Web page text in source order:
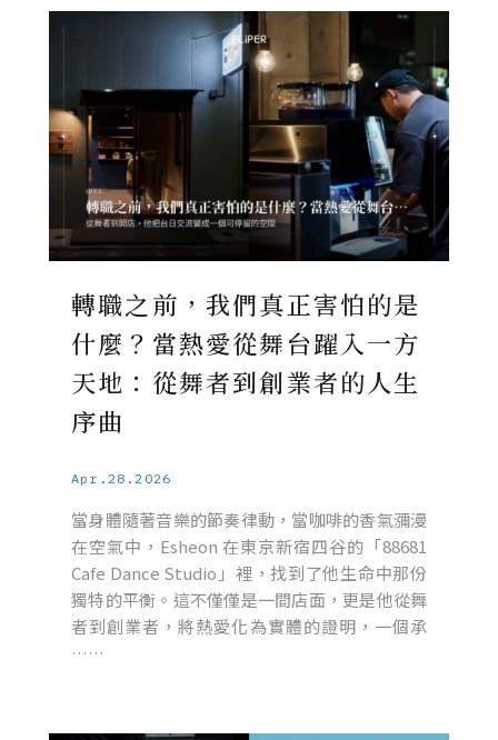
轉職之前，我們真正害怕的是
什麼？當熱愛從舞台躍入一方
天地：從舞者到創業者的人生
序曲
Apr.28.2026
當身體隨著音樂的節奏律動，當咖啡的香氣瀰漫
在空氣中，Esheon 在東京新宿四谷的「88681
Cafe Dance Studio」裡，找到了他生命中那份
獨特的平衡。這不僅僅是一間店面，更是他從舞
者到創業者，將熱愛化為實體的證明，一個承
……